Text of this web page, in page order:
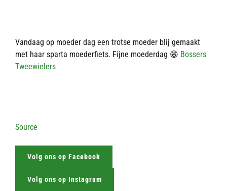
Vandaag op moeder dag een trotse moeder blij gemaakt
met haar sparta moederfiets. Fijne moederdag 😁 Bossers
Tweewielers
Source
Volg ons op Facebook
Volg ons op Instagram